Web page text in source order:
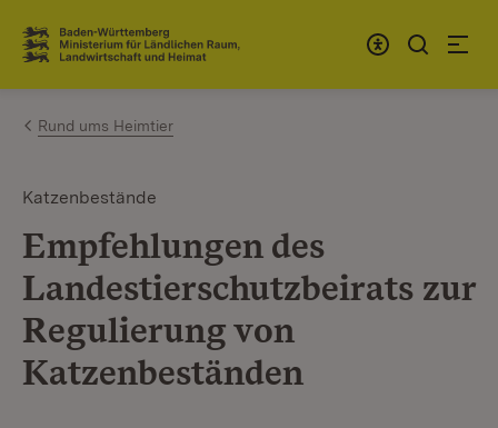
Zum Inhalt springen
Link zur Startseite
Rund ums Heimtier
Katzenbestände
Empfehlungen des
Landestierschutzbeirats zur
Regulierung von
Katzenbeständen